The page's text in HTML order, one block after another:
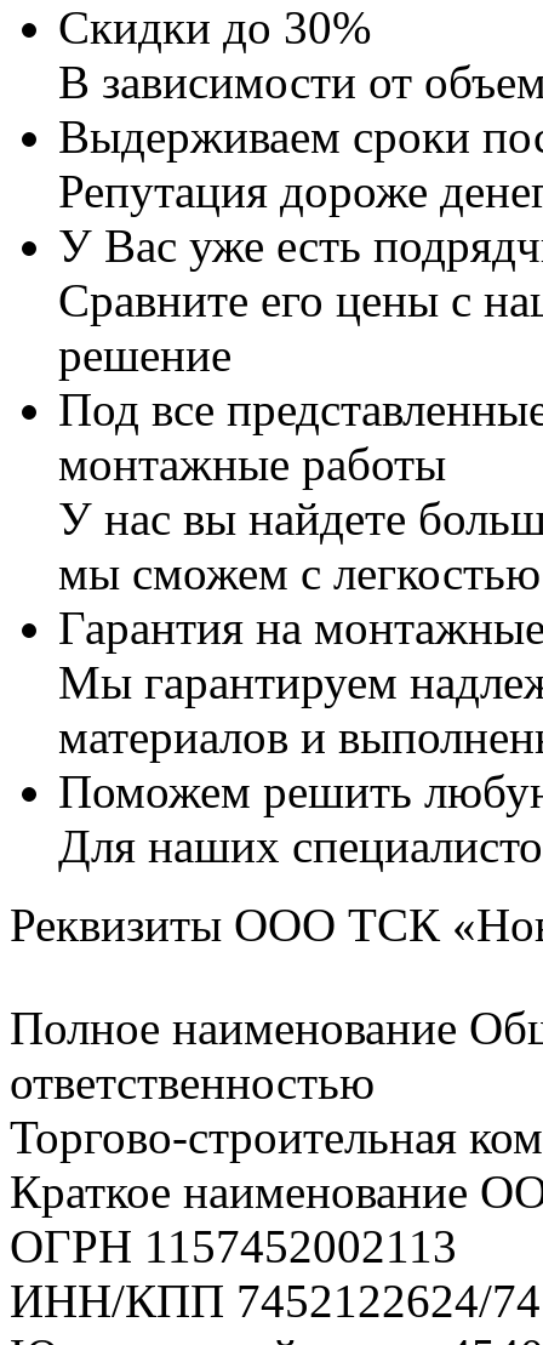
Скидки до 30%
В зависимости от
Выдерживаем сроки
Репутация дороже
У Вас уже есть
Сравните его цены с
решение
Под все
монтажные работы
У нас вы найдете
мы сможем с
Гарантия на
Мы гарантируем
материалов и
Поможем решить
Для наших
Реквизиты ООО ТСК
Полное наименование
ответственностью
Торгово-строительная
Краткое наименование
ОГРН 1157452002113
ИНН/КПП 7452122624/